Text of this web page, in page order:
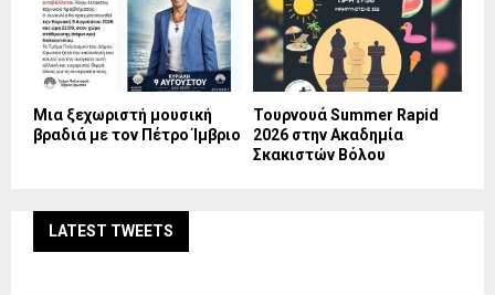
Mια ξεχωριστή μουσική
βραδιά με τον Πέτρο Ίμβριο
Τουρνουά Summer Rapid
2026 στην Ακαδημία
Σκακιστών Βόλου
LATEST TWEETS